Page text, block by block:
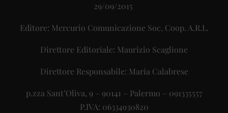
29/09/2015
Editore: Mercurio Comunicazione Soc. Coop. A.R.L.
Direttore Editoriale: Maurizio Scaglione
Direttore Responsabile: Maria Calabrese
p.zza Sant’Oliva, 9 – 90141 – Palermo – 091335557
P.IVA: 06334930820